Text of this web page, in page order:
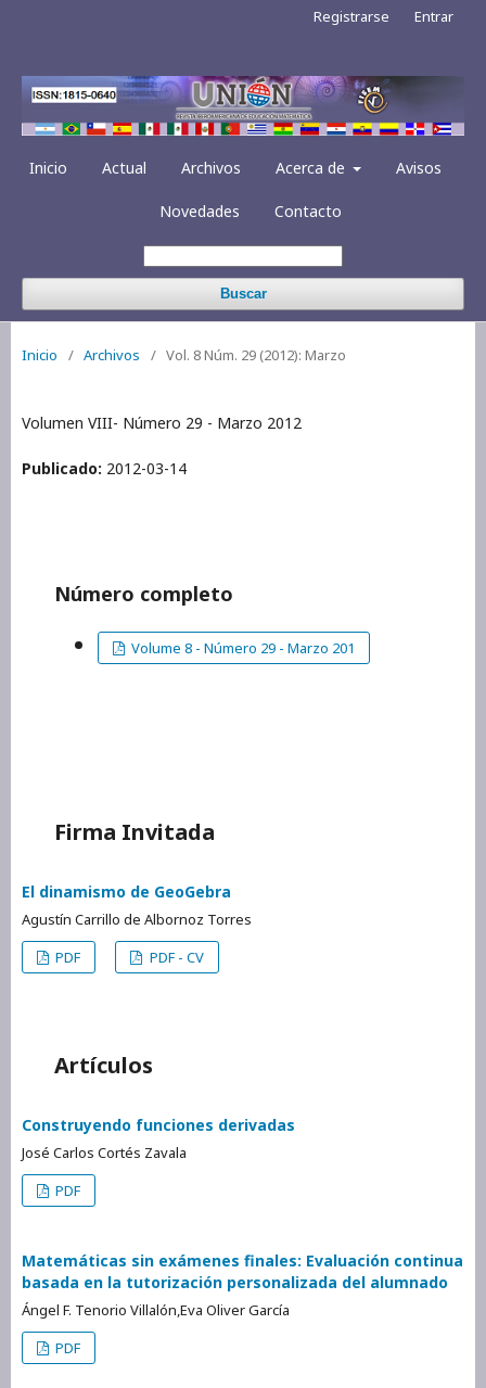
Inicio Actual Archivos Acerca de Avisos
Novedades Contacto
Buscar
Registrarse Entrar
Inicio / Archivos / Vol. 8 Núm. 29 (2012): Marzo
Volumen VIII- Número 29 - Marzo 2012
Publicado: 2012-03-14
Número completo
Volume 8 - Número 29 - Marzo 201
Firma Invitada
El dinamismo de GeoGebra
Agustín Carrillo de Albornoz Torres
PDF
PDF - CV
Artículos
Construyendo funciones derivadas
José Carlos Cortés Zavala
PDF
Matemáticas sin exámenes finales: Evaluación continua
basada en la tutorización personalizada del alumnado
Ángel F. Tenorio Villalón,Eva Oliver García
PDF